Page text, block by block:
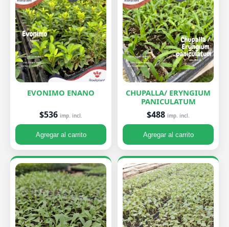
EVONIMO ENANO
$536 imp. incl.
Agregar al carrito
CHUPALLA/ ERYNGIUM
PANICULATUM
$488 imp. incl.
Agregar al carrito